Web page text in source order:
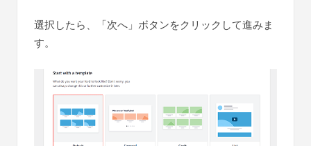
選択したら、「次へ」ボタンをクリックして進みま
す。